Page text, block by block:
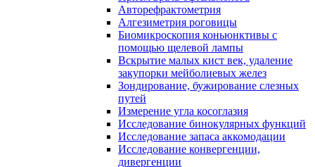
Авторефрактометрия
Алгезиметрия роговицы
Биомикроскопия коньюнктивы с
помощью щелевой лампы
Вскрытие малых кист век, удаление
закупорки мейболиевых желез
Зондирование, бужирование слезных
путей
Измерение угла косоглазия
Исследование бинокулярных функций
Исследование запаса аккомодации
Исследование конвергенции,
дивергенции